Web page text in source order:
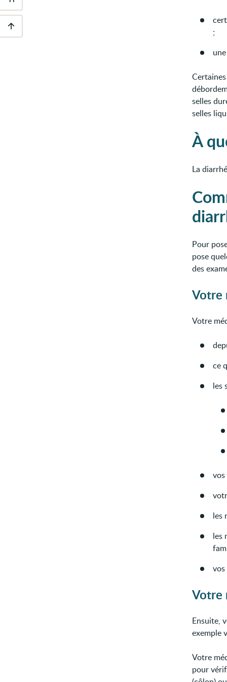
Outils
d'accessibilité
Descendre
;
selles
selles
À
La
Pour
pose
des
Votre
Votre
ce
les
les
les
Votre
Ensuite,
exemple
Votre
pour